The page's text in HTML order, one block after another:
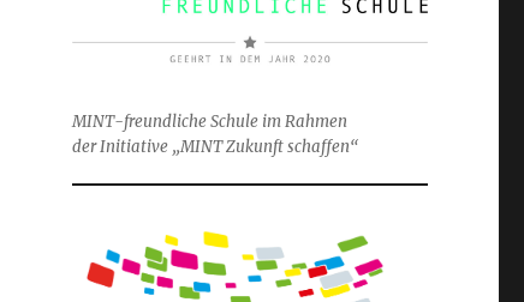
MINT-freundliche Schule im Rahmen
der Initiative „MINT Zukunft schaffen“